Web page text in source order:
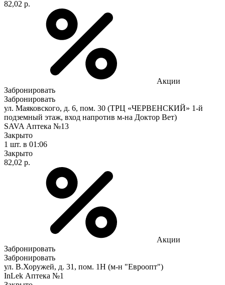
82,02 р.
Акции
Забронировать
Забронировать
ул. Маяковского, д. 6, пом. 30 (ТРЦ «ЧЕРВЕНСКИЙ» 1-й
подземный этаж, вход напротив м-на Доктор Вет)
SAVA Аптека №13
Закрыто
1 шт. в 01:06
Закрыто
82,02 р.
Акции
Забронировать
Забронировать
ул. В.Хоружей, д. 31, пом. 1Н (м-н "Евроопт")
InLek Аптека №1